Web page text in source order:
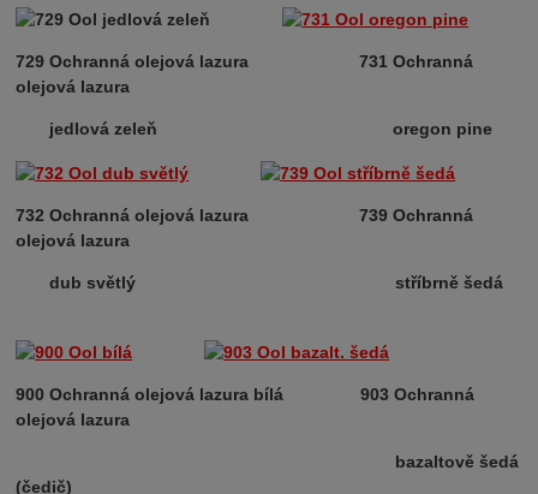
729 Ochranná olejová lazura731 Ochranná
olejová lazura
jedlová zeleň oregon pine
732 Ochranná olejová lazura 739 Ochranná
olejová lazura
dub světlý stříbrně šedá
900 Ochranná olejová lazura bílá 903 Ochranná
olejová lazura
bazaltově šedá
(čedič)